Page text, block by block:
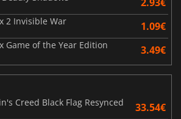
2 Invisible War 1.09€
Game of the Year Edition 3.49€
Creed Black Flag Resynced
33.54€